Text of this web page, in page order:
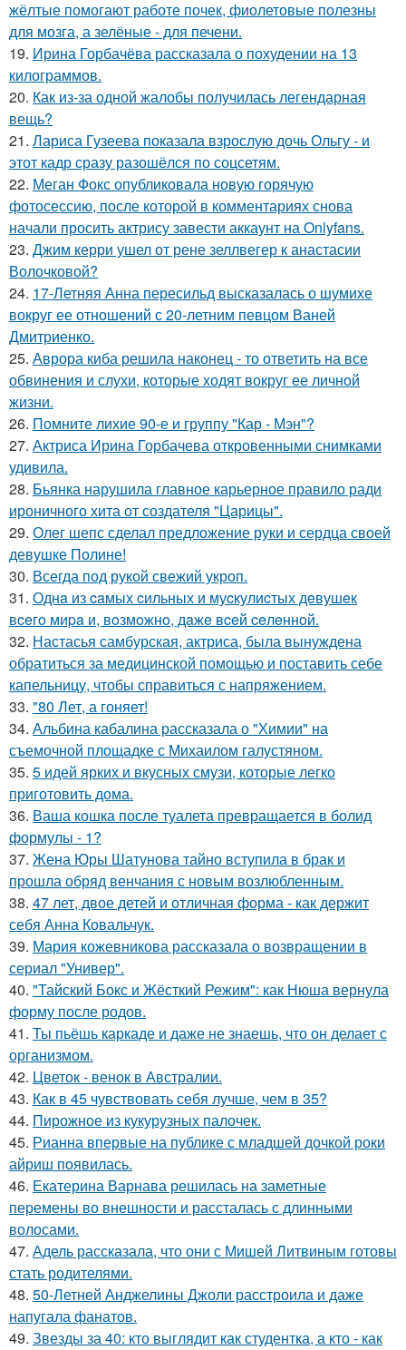
жёлтые помогают работе почек, фиолетовые полезны
для мозга, а зелёные - для печени.
19. Ирина Горбачёва рассказала о похудении на 13
килограммов.
20. Как из-за одной жалобы получилась легендарная
вещь?
21. Лариса Гузеева показала взрослую дочь Ольгу - и
этот кадр сразу разошёлся по соцсетям.
22. Меган Фокс опубликовала новую горячую
фотосессию, после которой в комментариях снова
начали просить актрису завести аккаунт на Onlyfans.
23. Джим керри ушел от рене зеллвегер к анастасии
Волочковой?
24. 17-Летняя Анна пересильд высказалась о шумихе
вокруг ее отношений с 20-летним певцом Ваней
Дмитриенко.
25. Аврора киба решила наконец - то ответить на все
обвинения и слухи, которые ходят вокруг ее личной
жизни.
26. Помните лихие 90-е и группу "Кар - Мэн"?
27. Актриса Ирина Горбачева откровенными снимками
удивила.
28. Бьянка нарушила главное карьерное правило ради
ироничного хита от создателя "Царицы".
29. Олег шепс сделал предложение руки и сердца своей
девушке Полине!
30. Всегда под рукой свежий укроп.
31. Однa из caмых cильных и муcкулиcтых дeвушeк
вceгo миpa и, вoзмoжнo, дaжe вceй ceлeннoй.
32. Настасья самбурская, актриса, была вынуждена
обратиться за медицинской помощью и поставить себе
капельницу, чтобы справиться с напряжением.
33. "80 Лет, а гоняет!
34. Альбина кабалина рассказала о "Химии" на
съемочной площадке с Михаилом галустяном.
35. 5 идей ярких и вкусных смузи, которые легко
приготовить дома.
36. Ваша кошка после туалета превращается в болид
формулы - 1?
37. Жена Юры Шатунова тайно вступила в брак и
прошла обряд венчания с новым возлюбленным.
38. 47 лет, двое детей и отличная форма - как держит
себя Анна Ковальчук.
39. Мария кожевникова рассказала о возвращении в
сериал "Универ".
40. "Тайский Бокс и Жёсткий Режим": как Нюша вернула
форму после родов.
41. Ты пьёшь каркаде и даже не знаешь, что он делает с
организмом.
42. Цветок - венок в Австралии.
43. Как в 45 чувствовать себя лучше, чем в 35?
44. Пирожное из кукурузных палочек.
45. Рианна впервые на публике с младшей дочкой роки
айриш появилась.
46. Екатерина Варнава решилась на заметные
перемены во внешности и рассталась с длинными
волосами.
47. Адель рассказала, что они с Мишей Литвиным готовы
стать родителями.
48. 50-Летней Анджелины Джоли расстроила и даже
напугала фанатов.
49. Звезды за 40: кто выглядит как студентка, а кто - как